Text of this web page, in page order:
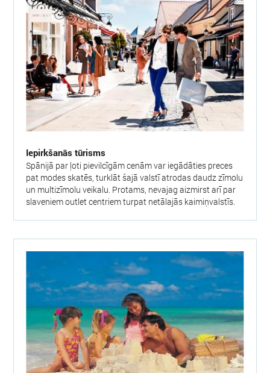
Iepirkšanās tūrisms
Spānijā par ļoti pievilcīgām cenām var iegādāties preces
pat modes skatēs, turklāt šajā valstī atrodas daudz zīmolu
un multizīmolu veikalu. Protams, nevajag aizmirst arī par
slaveniem outlet centriem turpat netālajās kaimiņvalstīs.